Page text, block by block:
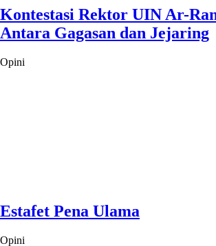
Kontestasi Rektor UIN Ar-
Antara Gagasan dan Jejaring
Opini
Estafet Pena Ulama
Opini